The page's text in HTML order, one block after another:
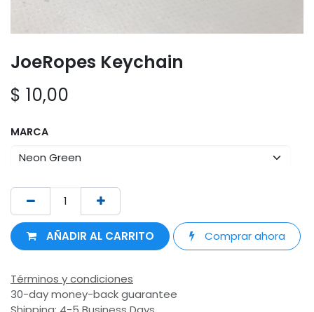
JoeRopes Keychain
$ 10,00
MARCA
AÑADIR AL CARRITO Comprar ahora
Términos y condiciones
30-day money-back guarantee